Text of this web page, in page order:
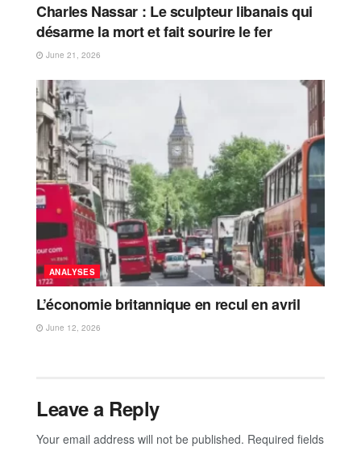
Charles Nassar : Le sculpteur libanais qui
désarme la mort et fait sourire le fer
June 21, 2026
ANALYSES
L’économie britannique en recul en avril
June 12, 2026
Leave a Reply
Your email address will not be published. Required fields